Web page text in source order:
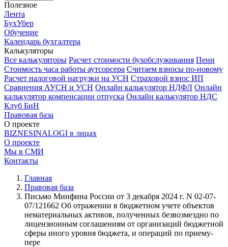
Полезное
Лента
БухУбер
Обучение
Календарь бухгалтера
Калькуляторы
Все калькуляторы Расчет стоимости бухобслуживания Пени
Стоимость часа работы аутсорсера Считаем взносы по-новому
Расчет налоговой нагрузки на УСН Страховой взнос ИП
Сравнения АУСН и УСН Онлайн калькулятор НДФЛ Онлайн
калькулятор компенсации отпуска Онлайн калькулятор НДС
Клуб БиН
Правовая база
О проекте
BIZNESINALOGI в лицах
О проекте
Мы в СМИ
Контакты
Главная
Правовая база
Письмо Минфина России от 3 декабря 2024 г. N 02-07-
07/121662 Об отражении в бюджетном учете объектов
нематериальных активов, полученных безвозмездно по
лицензионным соглашениям от организаций бюджетной
сферы иного уровня бюджета, и операций по приему-
пере